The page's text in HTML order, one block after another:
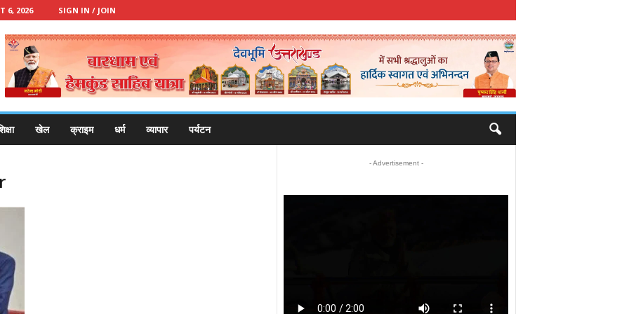
6, 2026 SIGN IN / JOIN
खेल क्राइम धर्म व्यापार पर्यटन
- Advertisement -